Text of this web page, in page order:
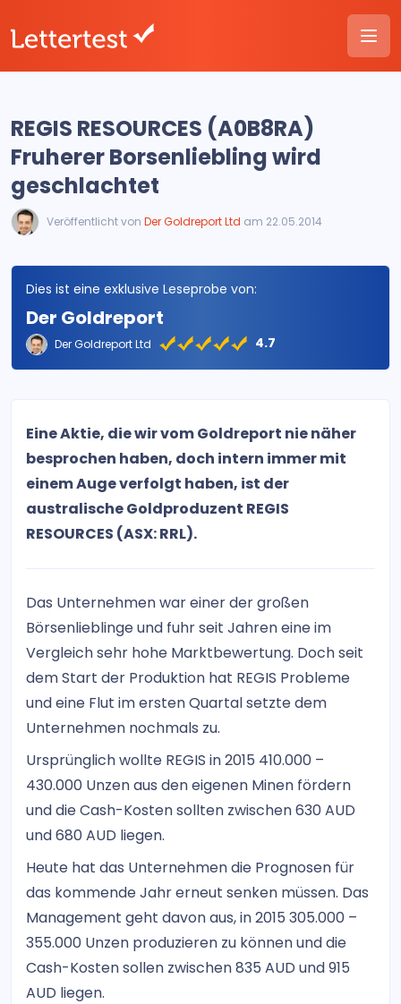
REGIS RESOURCES (A0B8RA)
Fruherer Borsenliebling wird
geschlachtet
Veröffentlicht von Der Goldreport Ltd am 22.05.2014
Dies ist eine exklusive Leseprobe von:
Der Goldreport
Der Goldreport Ltd 4.7
Eine Aktie, die wir vom Goldreport nie näher
besprochen haben, doch intern immer mit
einem Auge verfolgt haben, ist der
australische Goldproduzent REGIS
RESOURCES (ASX: RRL).
Das Unternehmen war einer der großen
Börsenlieblinge und fuhr seit Jahren eine im
Vergleich sehr hohe Marktbewertung. Doch seit
dem Start der Produktion hat REGIS Probleme
und eine Flut im ersten Quartal setzte dem
Unternehmen nochmals zu.
Ursprünglich wollte REGIS in 2015 410.000 –
430.000 Unzen aus den eigenen Minen fördern
und die Cash-Kosten sollten zwischen 630 AUD
und 680 AUD liegen.
Heute hat das Unternehmen die Prognosen für
das kommende Jahr erneut senken müssen. Das
Management geht davon aus, in 2015 305.000 –
355.000 Unzen produzieren zu können und die
Cash-Kosten sollen zwischen 835 AUD und 915
AUD liegen.